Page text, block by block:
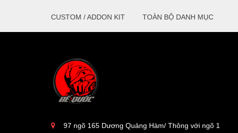
CUSTOM / ADDON KIT TOÀN BỘ DANH MỤC
97 ngõ 165 Dương Quảng Hàm/ Thông với ngõ 1